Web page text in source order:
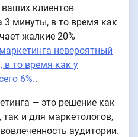
клиентов
минуты, в то время как
жалкие 20%
невероятный
в то время как у
6%..
— это решение как
и для маркетологов,
аудитории.